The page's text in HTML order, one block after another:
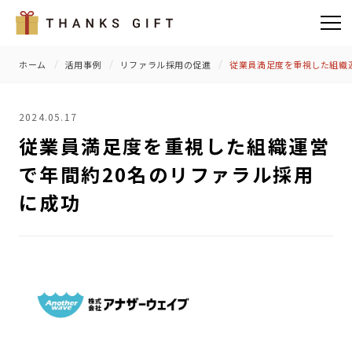
ホーム 活用事例 リファラル採用の促進 従業員満足度を重視した組
2024.05.17
従業員満足度を重視した組織運営
で年間約20名のリファラル採用
に成功